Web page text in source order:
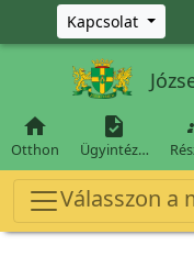
Ugrás a fő tartalomra
Kapcsolat

Otthon

Ügyintéz…
Válasszon a